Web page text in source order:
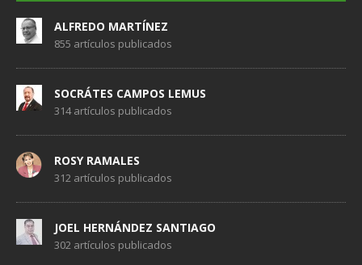
ALFREDO MARTÍNEZ
855 artículos publicados
SOCRÁTES CAMPOS LEMUS
314 artículos publicados
ROSY RAMALES
312 artículos publicados
JOEL HERNÁNDEZ SANTIAGO
302 artículos publicados